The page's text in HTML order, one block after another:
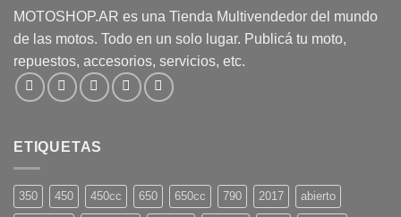
MOTOSHOP.AR es una Tienda Multivendedor del mundo
de las motos. Todo en un solo lugar. Publicá tu moto,
repuestos, accesorios, servicios, etc.
ETIQUETAS
350 450 450cc 650 650cc 790 2017 abierto